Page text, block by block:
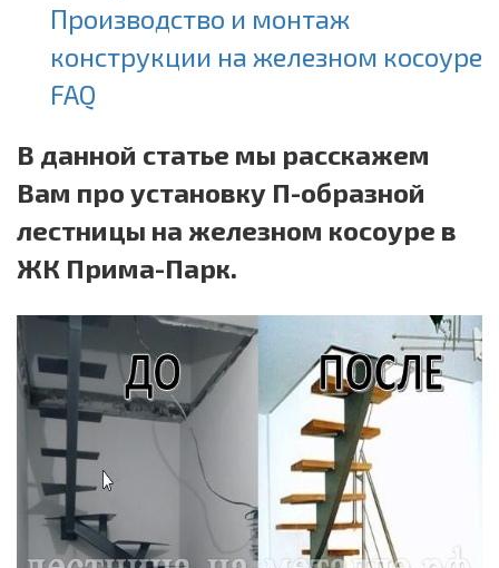
Производство и монтаж
конструкции на железном косоуре
FAQ
В данной статье мы расскажем
Вам про установку П-образной
лестницы на железном косоуре в
ЖК Прима-Парк.